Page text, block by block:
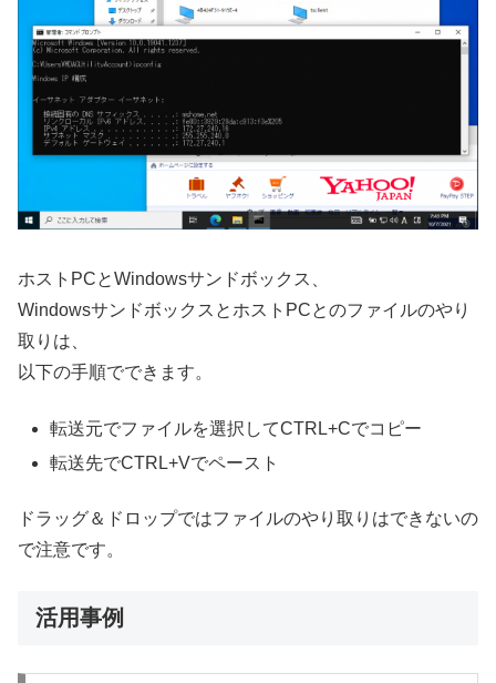
ホストPCとWindowsサンドボックス、
WindowsサンドボックスとホストPCとのファイルのやり
取りは、
以下の手順でできます。
転送元でファイルを選択してCTRL+Cでコピー
転送先でCTRL+Vでペースト
ドラッグ＆ドロップではファイルのやり取りはできないの
で注意です。
活用事例